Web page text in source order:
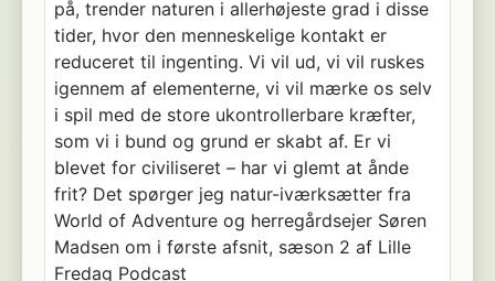
på, trender naturen i allerhøjeste grad i disse
tider, hvor den menneskelige kontakt er
reduceret til ingenting. Vi vil ud, vi vil ruskes
igennem af elementerne, vi vil mærke os selv
i spil med de store ukontrollerbare kræfter,
som vi i bund og grund er skabt af. Er vi
blevet for civiliseret – har vi glemt at ånde
frit? Det spørger jeg natur-iværksætter fra
World of Adventure og herregårdsejer Søren
Madsen om i første afsnit, sæson 2 af Lille
Fredag Podcast